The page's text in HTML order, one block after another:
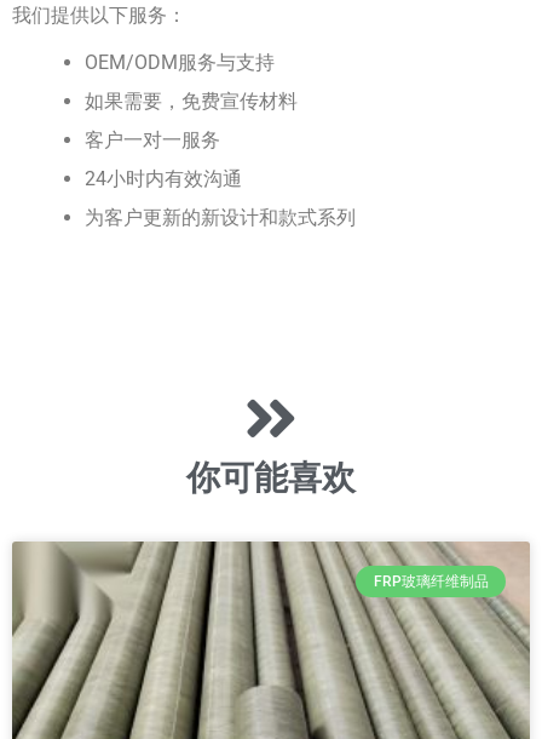
我们提供以下服务：
OEM/ODM服务与支持
如果需要，免费宣传材料
客户一对一服务
24小时内有效沟通
为客户更新的新设计和款式系列
你可能喜欢
FRP玻璃纤维制品